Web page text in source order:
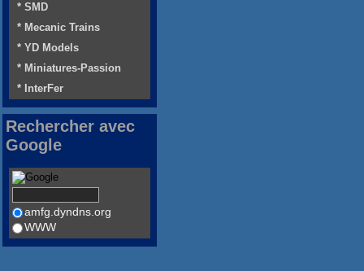
* SMD
* Mecanic Trains
* YD Models
* Miniatures-Passion
* InterFer
Rechercher avec
Google
amfg.dyndns.org
WWW